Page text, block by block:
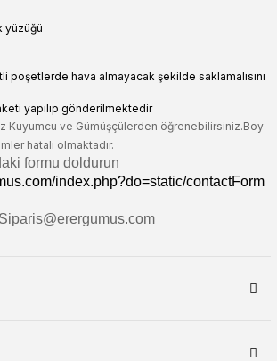
yüzüğü
poşetlerde hava almayacak şekilde saklamalısını
yapılıp gönderilmektedir
Kuyumcu ve Gümüşçülerden öğrenebilirsiniz.Boy-
hatalı olmaktadır.
formu doldurun
index.php?do=static/contactForm